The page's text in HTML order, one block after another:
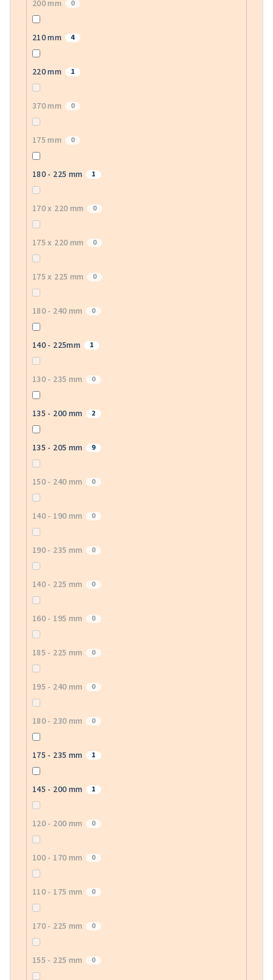
200 mm 0
210 mm 4
220 mm 1
370 mm 0
175 mm 0
180 - 225 mm 1
170 x 220 mm 0
175 x 220 mm 0
175 x 225 mm 0
180 - 240 mm 0
140 - 225mm 1
130 - 235 mm 0
135 - 200 mm 2
135 - 205 mm 9
150 - 240 mm 0
140 - 190 mm 0
190 - 235 mm 0
140 - 225 mm 0
160 - 195 mm 0
185 - 225 mm 0
195 - 240 mm 0
180 - 230 mm 0
175 - 235 mm 1
145 - 200 mm 1
120 - 200 mm 0
100 - 170 mm 0
110 - 175 mm 0
170 - 225 mm 0
155 - 225 mm 0